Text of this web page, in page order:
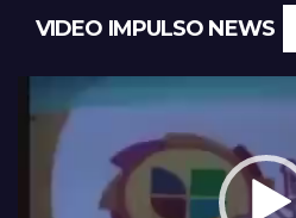
VIDEO IMPULSO NEWS
Reproductor